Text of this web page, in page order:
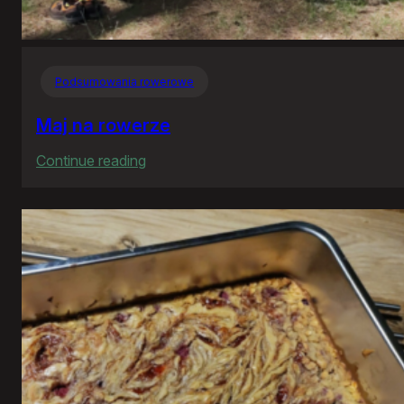
Podsumowania rowerowe
Maj na rowerze
Continue reading
na
rowerze